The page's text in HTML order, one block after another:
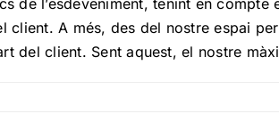
A més, des del nostre espai
del client. Sent aquest, el nostre